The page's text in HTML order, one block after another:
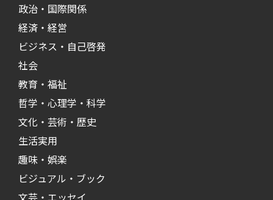
政治・国際関係
経済・経営
ビジネス・自己啓発
社会
教育・福祉
哲学・心理学・科学
文化・芸術・歴史
生活実用
趣味・娯楽
ビジュアル・ブック
文芸・エッセイ